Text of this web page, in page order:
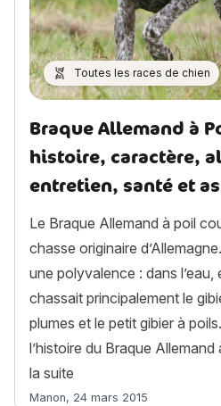
Toutes les races de chien
Braque Allemand à
histoire, caractère,
entretien, santé et
Le Braque Allemand à poil
chasse originaire
une polyvalence : dans
chassait principalement le
plumes et le petit gibier à
l’histoire du Braque
la suite
Article rédigé par
Manon, 24 mars 2015